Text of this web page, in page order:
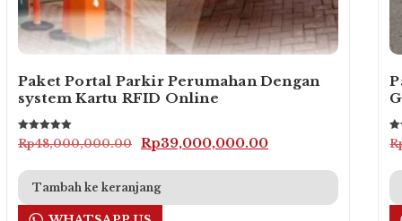
Paket Portal Parkir Perumahan Dengan
system Kartu RFID Online
Dinilai
5.00
Rp48,000,000.00
Harga
adalah:
Rp48,000,000.00.
Rp39,000,000.00Harga
adalah:
Tambah ke keranjang